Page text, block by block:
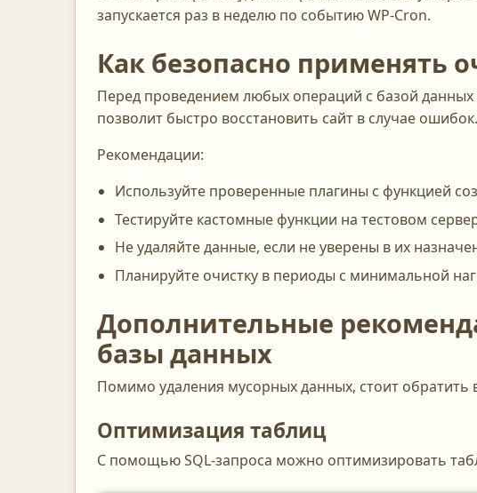
запускается раз в неделю по событию WP-Cron.
Как безопасно применять
Перед проведением любых операций с базой
позволит быстро восстановить сайт в случае ошибок.
Рекомендации:
Используйте проверенные плагины с функцией
Тестируйте кастомные функции на тестовом
Не удаляйте данные, если не уверены в их
Планируйте очистку в периоды с минимальной
Дополнительные
базы данных
Помимо удаления мусорных данных, стоит
Оптимизация таблиц
С помощью SQL-запроса можно оптимизировать